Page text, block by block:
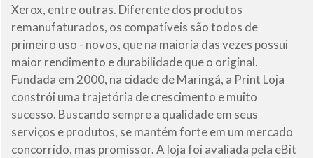
Xerox, entre outras. Diferente dos produtos
remanufaturados, os compatíveis são todos de
primeiro uso - novos, que na maioria das vezes possui
maior rendimento e durabilidade que o original.
Fundada em 2000, na cidade de Maringá, a Print Loja
constrói uma trajetória de crescimento e muito
sucesso. Buscando sempre a qualidade em seus
serviços e produtos, se mantém forte em um mercado
concorrido, mas promissor. A loja foi avaliada pela eBit